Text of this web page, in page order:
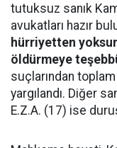
tutuksuz sanık
avukatları hazır
hürriyetten
öldürmeye
suçlarından
yargılandı. Diğer
E.Z.A. (17) ise